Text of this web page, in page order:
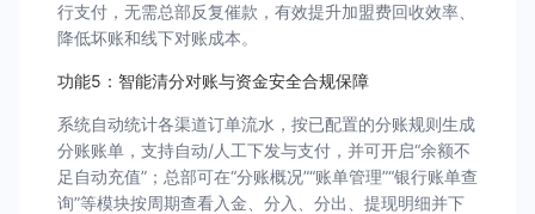
行支付，无需总部反复催款，有效提升加盟费回收效率、
降低坏账和线下对账成本。
功能5：智能清分对账与资金安全合规保障
系统自动统计各渠道订单流水，按已配置的分账规则生成
分账账单，支持自动/人工下发与支付，并可开启“余额不
足自动充值”；总部可在“分账概况”“账单管理”“银行账单查
询”等模块按周期查看入金、分入、分出、提现明细并下